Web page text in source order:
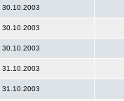
30.10.2003
30.10.2003
30.10.2003
31.10.2003
31.10.2003